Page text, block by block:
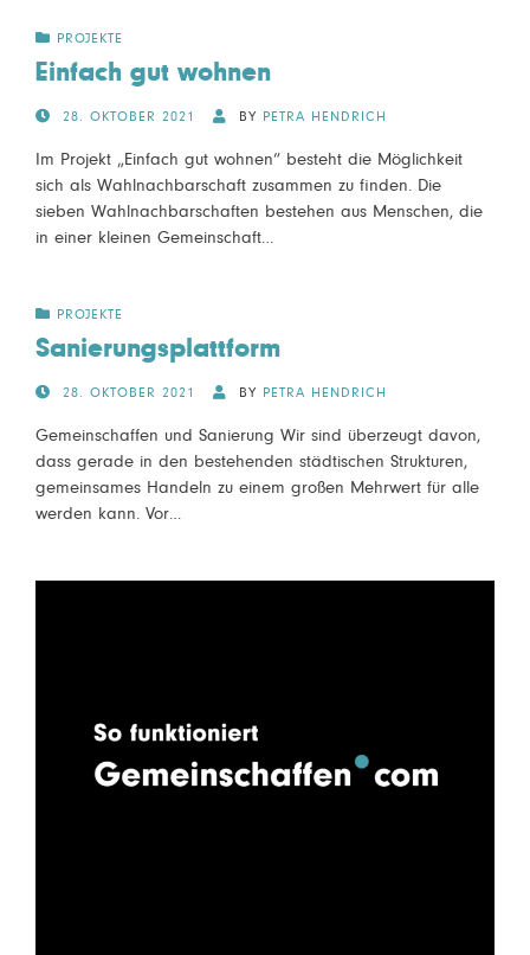
PROJEKTE
Einfach gut wohnen
POSTED28. OKTOBER 2021 BY PETRA HENDRICH
Im Projekt „Einfach gut wohnen“ besteht die Möglichkeit
sich als Wahlnachbarschaft zusammen zu finden. Die
sieben Wahlnachbarschaften bestehen aus Menschen, die
in einer kleinen Gemeinschaft…
PROJEKTE
Sanierungsplattform
POSTED28. OKTOBER 2021 BY PETRA HENDRICH
Gemeinschaffen und Sanierung Wir sind überzeugt davon,
dass gerade in den bestehenden städtischen Strukturen,
gemeinsames Handeln zu einem großen Mehrwert für alle
werden kann. Vor…